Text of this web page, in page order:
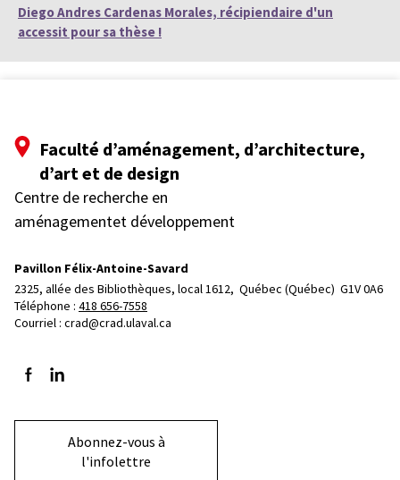
Diego Andres Cardenas Morales, récipiendaire d'un
accessit pour sa thèse !
Faculté d’aménagement, d’architecture,
d’art et de design
Centre de recherche en
aménagementet développement
Pavillon Félix-Antoine-Savard
2325, allée des Bibliothèques, local 1612, Québec (Québec)  G1V 0A6
Téléphone : 418 656-7558
Courriel : crad@crad.ulaval.ca
Suivez-nous sur Facebook
Suivez-nous sur LinkedIn
Abonnez-vous à
l'infolettre